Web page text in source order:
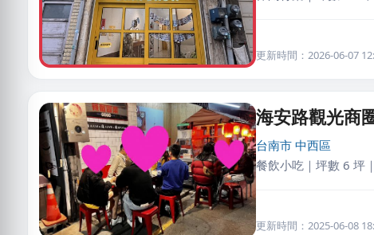
更新時間：2026-06-07
海安路觀光商
台南市 中西區
餐飲小吃｜坪數 6 坪
更新時間：2025-06-08